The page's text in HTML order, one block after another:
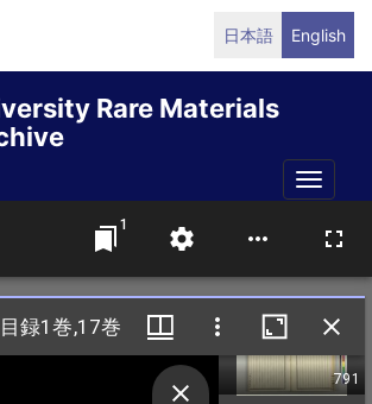
日本語 English
Rare Materials
Toggle